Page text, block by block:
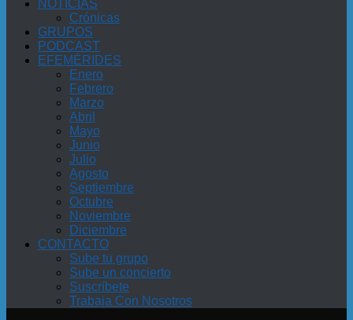
NOTICIAS
Crónicas
GRUPOS
PODCAST
EFEMÉRIDES
Enero
Febrero
Marzo
Abril
Mayo
Junio
Julio
Agosto
Septiembre
Octubre
Noviembre
Diciembre
CONTACTO
Sube tu grupo
Sube un concierto
Suscríbete
Trabaja Con Nosotros